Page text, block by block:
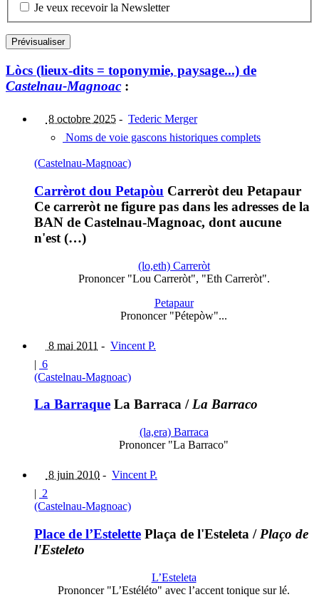
Je veux recevoir la Newsletter
Lòcs (lieux-dits = toponymie, paysage...) de
Castelnau-Magnoac :
8 octobre 2025 - Tederic Merger
Noms de voie gascons historiques complets
(Castelnau-Magnoac)
Carrèrot dou Petapòu Carreròt deu Petapaur
Ce carreròt ne figure pas dans les adresses de la
BAN de Castelnau-Magnoac, dont aucune
n'est (…)
(lo,eth) Carreròt
Prononcer "Lou Carreròt", "Eth Carreròt".
Petapaur
Prononcer "Pétepòw"...
8 mai 2011 - Vincent P.
| 6
(Castelnau-Magnoac)
La Barraque La Barraca /La Barraco
(la,era) Barraca
Prononcer "La Barraco"
8 juin 2010 - Vincent P.
| 2
(Castelnau-Magnoac)
Place de l’Estelette Plaça de l'Esteleta / Plaço de
l'Esteleto
L’Esteleta
Prononcer "L’Estéléto" avec l’accent tonique sur lé.